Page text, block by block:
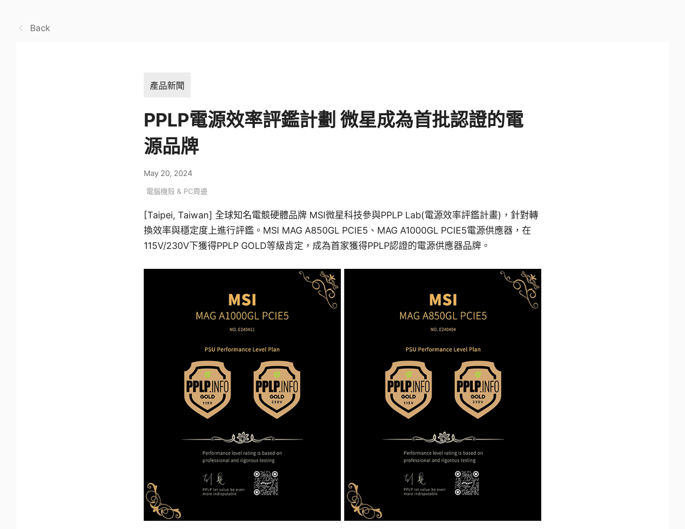
Back
產品新聞
PPLP電源效率評鑑計劃 微星成為首批認證的電
源品牌
May 20, 2024
電腦機殼 & PC周邊
[Taipei, Taiwan] 全球知名電競硬體品牌 MSI微星科技參與PPLP Lab(電源效率評鑑計畫)，針對轉
換效率與穩定度上進行評鑑。MSI MAG A850GL PCIE5、MAG A1000GL PCIE5電源供應器，在
115V/230V下獲得PPLP GOLD等級肯定，成為首家獲得PPLP認證的電源供應器品牌。